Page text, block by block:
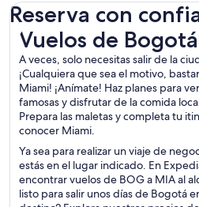
Reserva con
Vuelos de
A veces, solo necesitas salir de la
¡Cualquiera que sea el motivo,
Miami! ¡Anímate! Haz planes para
famosas y disfrutar de la comida
Prepara las maletas y completa tu
conocer Miami.
Ya sea para realizar un viaje de
estás en el lugar indicado. En
encontrar vuelos de BOG a MIA al
listo para salir unos días de Bogotá
Vuelos de Bogotá a Miami